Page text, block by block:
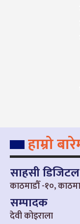
हाम्रो
साहसी डिजिटल
काठमाडौँ -१०,
सम्पादक
देवी कोइराला